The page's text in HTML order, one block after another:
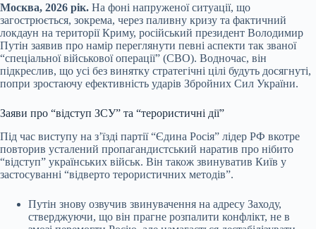
Москва, 2026 рік. На фоні напруженої ситуації, що
загострюється, зокрема, через паливну кризу та фактичний
локдаун на території Криму, російський президент Володимир
Путін заявив про намір переглянути певні аспекти так званої
“спеціальної військової операції” (СВО). Водночас, він
підкреслив, що усі без винятку стратегічні цілі будуть досягнуті,
попри зростаючу ефективність ударів Збройних Сил України.
Заяви про “відступ ЗСУ” та “терористичні дії”
Під час виступу на з’їзді партії “Єдина Росія” лідер РФ вкотре
повторив усталений пропагандистський наратив про нібито
“відступ” українських військ. Він також звинуватив Київ у
застосуванні “відверто терористичних методів”.
Путін знову озвучив звинувачення на адресу Заходу,
стверджуючи, що він прагне розпалити конфлікт, не в